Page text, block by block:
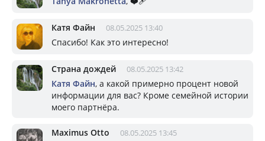
Катя Файн 08.05.2025 13:40
Спасибо! Как это интересно!
Страна дождей 08.05.2025 13:42
Катя Файн, а какой примерно процент новой
информации для вас? Кроме семейной истории
моего партнёра.
Maximus Otto 08.05.2025 13:45